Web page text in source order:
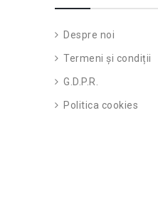
Despre noi
Termeni și condiții
G.D.P.R.
Politica cookies